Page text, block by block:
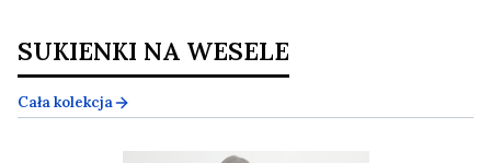
SUKIENKI NA WESELE
Cała kolekcja